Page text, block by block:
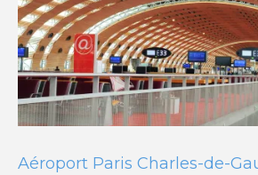
Aéroport Paris Charles-de-